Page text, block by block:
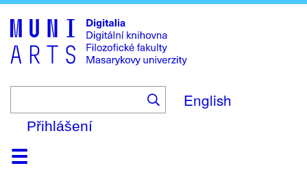
to
main
content
English
Přihlášení